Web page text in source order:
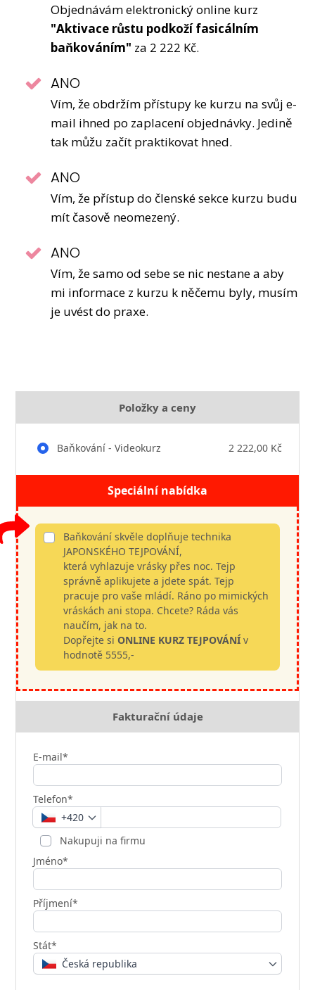
Objednávám elektronický online kurz
"Aktivace růstu podkoží fasicálním
baňkováním" za 2 222 Kč.
ANO
Vím, že obdržím přístupy ke kurzu na svůj e-
mail ihned po zaplacení objednávky. Jedině
tak můžu začít praktikovat hned.
ANO
Vím, že přístup do členské sekce kurzu budu
mít časově neomezený.
ANO
Vím, že samo od sebe se nic nestane a aby
mi informace z kurzu k něčemu byly, musím
je uvést do praxe.
Položky a ceny
Baňkování - Videokurz 2 222,00 Kč
Speciální nabídka
Baňkování skvěle doplňuje technika
JAPONSKÉHO TEJPOVÁNÍ,
která vyhlazuje vrásky přes noc. Tejp
správně aplikujete a jdete spát. Tejp
pracuje pro vaše mládí. Ráno po mimických
vráskách ani stopa. Chcete? Ráda vás
naučím, jak na to.
Dopřejte siONLINE KURZ TEJPOVÁNÍ v
hodnotě 5555,-
Fakturační údaje
E-mail*
Telefon*
+420
Nakupuji na firmu
Jméno*
Příjmení*
Stát*
Česká republika